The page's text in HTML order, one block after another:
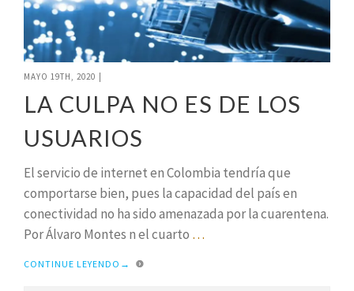
MAYO 19TH, 2020
LA CULPA NO ES DE LOS
USUARIOS
El servicio de internet en Colombia tendría que
comportarse bien, pues la capacidad del país en
conectividad no ha sido amenazada por la cuarentena.
Por Álvaro Montes n el cuarto …
CONTINUE LEYENDO →